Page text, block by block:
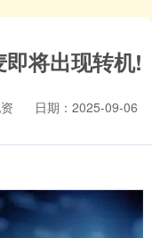
将出现转机!
日期：2025-09-06